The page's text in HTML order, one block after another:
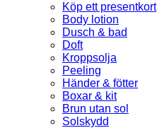
Köp ett presentkort
Body lotion
Dusch & bad
Doft
Kroppsolja
Peeling
Händer & fötter
Boxar & kit
Brun utan sol
Solskydd